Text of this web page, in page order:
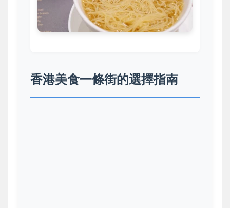
香港美食一條街的選擇指南